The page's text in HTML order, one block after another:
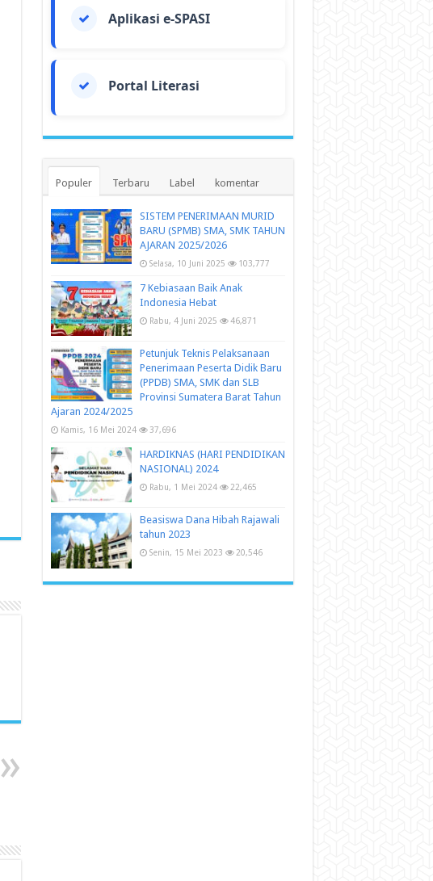
Aplikasi e-SPASI
Portal Literasi
Populer Terbaru Label komentar
SISTEM PENERIMAAN MURID
BARU (SPMB) SMA, SMK TAHUN
AJARAN 2025/2026
Selasa, 10 Juni 2025 103,777
7 Kebiasaan Baik Anak
Indonesia Hebat
Rabu, 4 Juni 2025 46,871
Petunjuk Teknis Pelaksanaan
Penerimaan Peserta Didik Baru
(PPDB) SMA, SMK dan SLB
Provinsi Sumatera Barat Tahun
Ajaran 2024/2025
Kamis, 16 Mei 2024 37,696
HARDIKNAS (HARI PENDIDIKAN
NASIONAL) 2024
Rabu, 1 Mei 2024 22,465
Beasiswa Dana Hibah Rajawali
tahun 2023
Senin, 15 Mei 2023 20,546